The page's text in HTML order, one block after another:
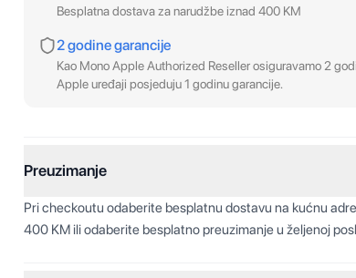
Besplatna dostava za narudžbe iznad 400 KM
2 godine garancije
Kao Mono Apple Authorized Reseller osiguravamo 2
Apple uređaji posjeduju 1 godinu garancije.
Preuzimanje
Pri checkoutu odaberite besplatnu dostavu na kućnu
400 KM ili odaberite besplatno preuzimanje u željenoj